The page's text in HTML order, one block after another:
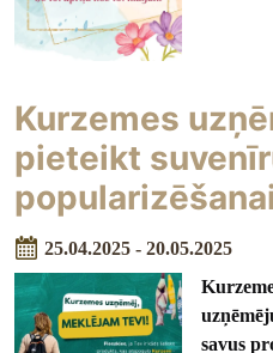
Kurzemes
pieteikt
popularizēšanai
25.04.2025 - 20.05.2025
savus